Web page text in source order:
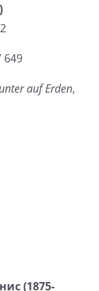
649
auf Erden,
(1875-